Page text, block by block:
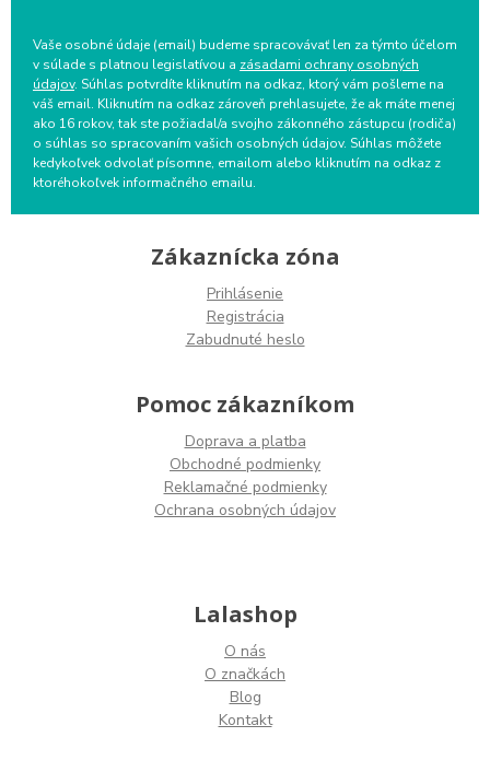
Vaše osobné údaje (email) budeme spracovávať len za týmto účelom
v súlade s platnou legislatívou a zásadami ochrany osobných
údajov. Súhlas potvrdíte kliknutím na odkaz, ktorý vám pošleme na
váš email. Kliknutím na odkaz zároveň prehlasujete, že ak máte menej
ako 16 rokov, tak ste požiadal/a svojho zákonného zástupcu (rodiča)
o súhlas so spracovaním vašich osobných údajov. Súhlas môžete
kedykoľvek odvolať písomne, emailom alebo kliknutím na odkaz z
ktoréhokoľvek informačného emailu.
Zákaznícka zóna
Prihlásenie
Registrácia
Zabudnuté heslo
Pomoc zákazníkom
Doprava a platba
Obchodné podmienky
Reklamačné podmienky
Ochrana osobných údajov
Lalashop
O nás
O značkách
Blog
Kontakt